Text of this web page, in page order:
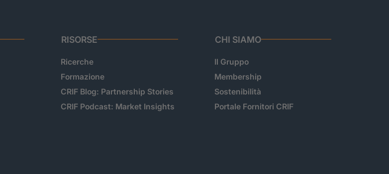
RISORSE
Ricerche
Formazione
CRIF Blog: Partnership Stories
CRIF Podcast: Market Insights
CHI SIAMO
Il Gruppo
Membership
Sostenibilità
Portale Fornitori CRIF